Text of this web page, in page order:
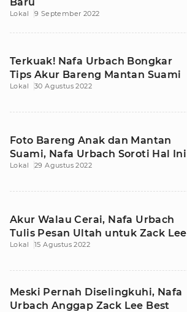
Lokal 9 September 2022
Terkuak! Nafa Urbach Bongkar
Tips Akur Bareng Mantan Suami
Lokal 30 Agustus 2022
Foto Bareng Anak dan Mantan
Suami, Nafa Urbach Soroti Hal Ini
Lokal 29 Agustus 2022
Akur Walau Cerai, Nafa Urbach
Tulis Pesan Ultah untuk Zack Lee
Lokal 15 Agustus 2022
Meski Pernah Diselingkuhi, Nafa
Urbach Anggap Zack Lee Best